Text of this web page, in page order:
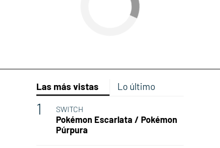
Las más vistas Lo último
SWITCH
Pokémon Escarlata / Pokémon
Púrpura